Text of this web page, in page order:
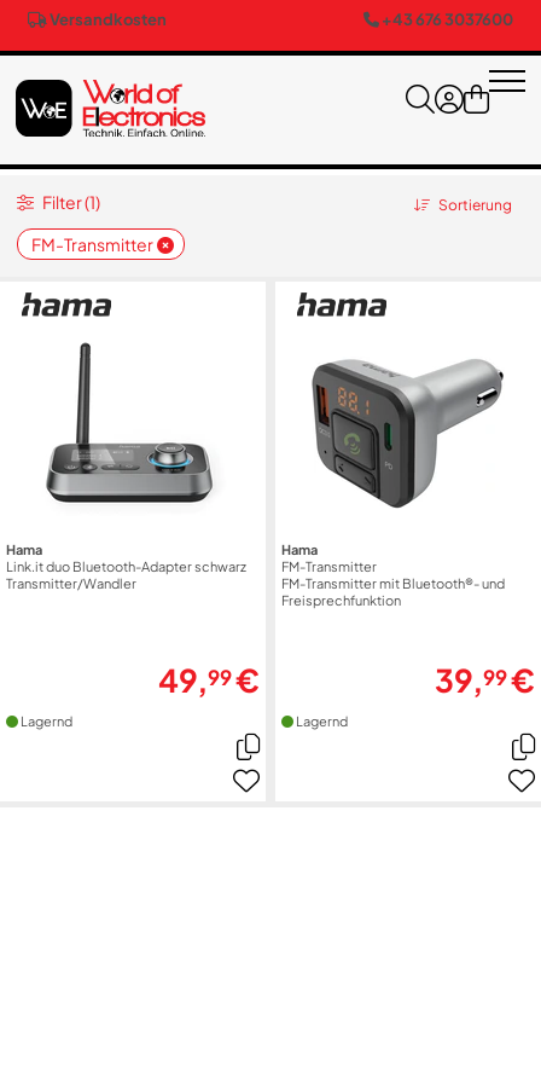
Versandkosten +43 676 3037600
Sortierung
FM-Transmitter
Filter (1)
Hama
Link.it duo Bluetooth-Adapter schwarz
Transmitter/Wandler
49,99€
Lagernd
Hama
FM-Transmitter
FM-Transmitter mit Bluetooth®- und
Freisprechfunktion
39,99€
Lagernd